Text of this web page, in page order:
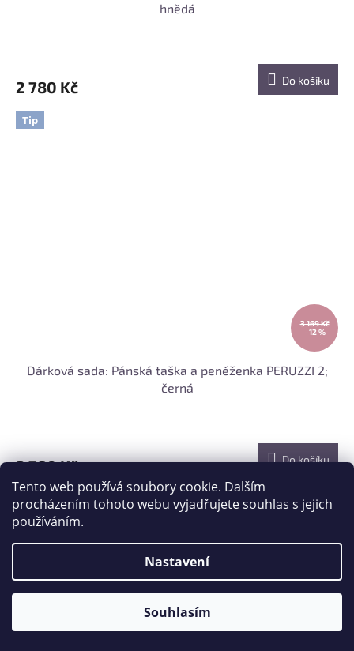
Tento web používá soubory cookie. Dalším
procházením tohoto webu vyjadřujete souhlas s jejich
používáním.
Nastavení
Souhlasím
hnědá
2 780 Kč Do košíku
Tip
3 169 Kč
–12 %
Dárková sada: Pánská taška a peněženka PERUZZI 2;
černá
2 780 Kč Do košíku
Tip